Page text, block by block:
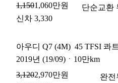
1,1501,060만원 단순교환
신차 3,330
아우디 Q7 (4M) 45 TFSI 콰
2019년 (19/09) ㆍ 10만km
3,1202,970만원 완전